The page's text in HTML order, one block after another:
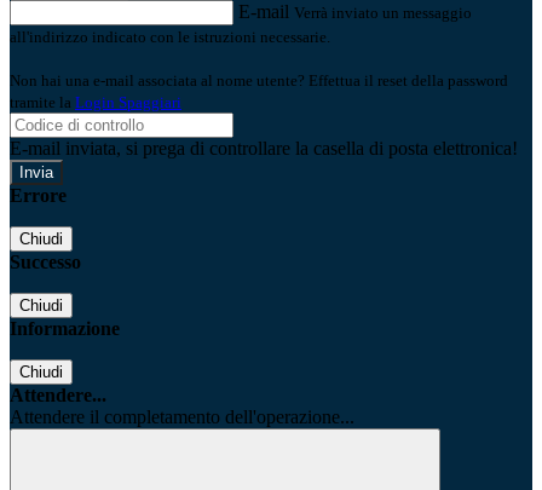
E-mail Verrà inviato un messaggio
all'indirizzo indicato con le istruzioni necessarie.
Non hai una e-mail associata al nome utente? Effettua il reset della password
tramite la Login Spaggiari
E-mail inviata, si prega di controllare la casella di posta elettronica!
Errore
Chiudi
Successo
Chiudi
Informazione
Chiudi
Attendere...
Attendere il completamento dell'operazione...